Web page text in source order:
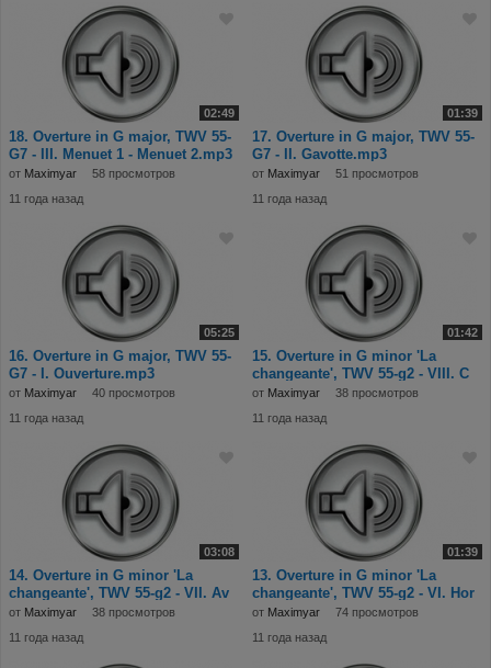
02:49
18. Overture in G major, TWV 55-
G7 - III. Menuet 1 - Menuet 2.mp3
от Maximyar
58 просмотров
11 года назад
01:39
17. Overture in G major, TWV 55-
G7 - II. Gavotte.mp3
от Maximyar
51 просмотров
11 года назад
05:25
16. Overture in G major, TWV 55-
G7 - I. Ouverture.mp3
от Maximyar
40 просмотров
11 года назад
01:42
15. Overture in G minor 'La
changeante', TWV 55-g2 - VIII. C
от Maximyar
38 просмотров
11 года назад
03:08
14. Overture in G minor 'La
changeante', TWV 55-g2 - VII. Av
от Maximyar
38 просмотров
11 года назад
01:39
13. Overture in G minor 'La
changeante', TWV 55-g2 - VI. Hor
от Maximyar
74 просмотров
11 года назад